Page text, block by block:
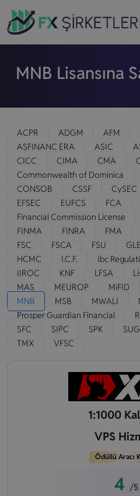
MNB Lisansına
ACPR ADGM AFM
ASFINANC ERA
ASIC
CICC
CIMA CMA
Commonwealth of Dominica
CONSOB
CSSF CySEC
EFSEC
EUFCS FCA
Financial Commission License
FINMA
FINRA FMA
FSC
FSCA FSU
HCMC
I.C.F. Ibc
IIROC
KNF LFSA
MAS
MEUROP MiFID
MNB
MSB MWALI
Prosper Guardian Financial
SFC
SIPC SPK
TMX
VFSC
1:1000
VPS
Ödüllü Aracı
4 /5